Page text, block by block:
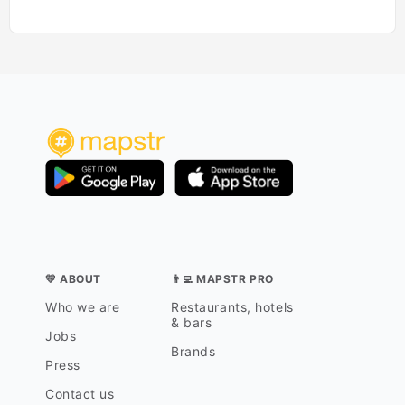
💛 ABOUT
Who we are
Jobs
Press
Contact us
👨‍💻 MAPSTR PRO
Restaurants, hotels
& bars
Brands